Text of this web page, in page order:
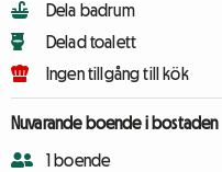
Dela badrum
Delad toalett
Ingen tillgång till kök
Nuvarande boende i bostaden
1 boende